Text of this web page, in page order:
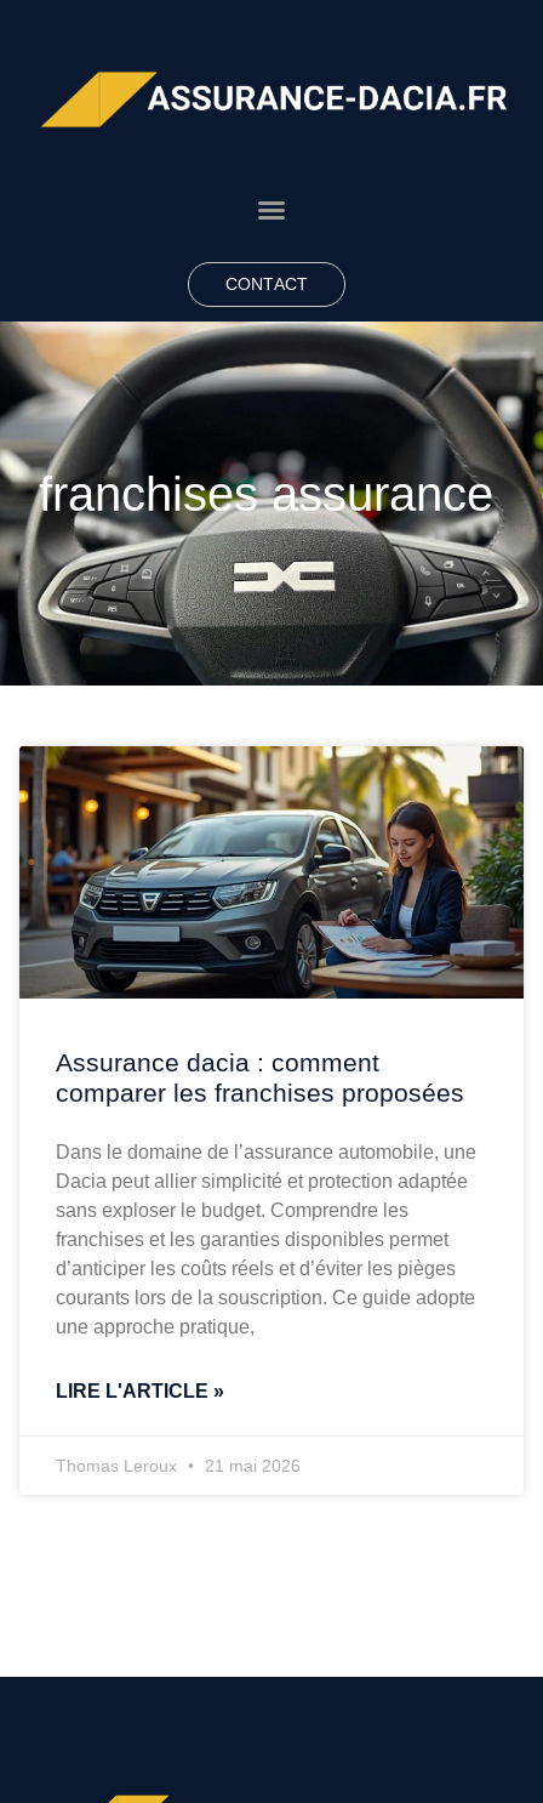
CONTACT
franchises assurance
Assurance dacia : comment
comparer les franchises proposées
Dans le domaine de l’assurance automobile, une
Dacia peut allier simplicité et protection adaptée
sans exploser le budget. Comprendre les
franchises et les garanties disponibles permet
d’anticiper les coûts réels et d’éviter les pièges
courants lors de la souscription. Ce guide adopte
une approche pratique,
LIRE L'ARTICLE »
Thomas Leroux 21 mai 2026